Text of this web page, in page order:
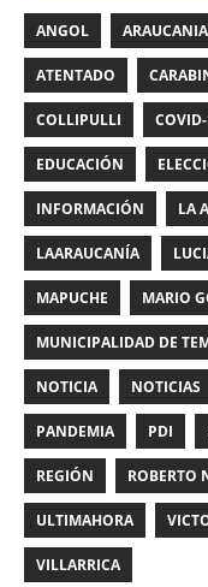
ANGOL ARAUCANIA
ATENTADO
COLLIPULLI
EDUCACIÓN
INFORMACIÓN LA
LAARAUCANÍA
MAPUCHE MARIO
MUNICIPALIDAD DE
NOTICIA NOTICIAS
PANDEMIA PDI
REGIÓN ROBERTO
ULTIMAHORA
VILLARRICA